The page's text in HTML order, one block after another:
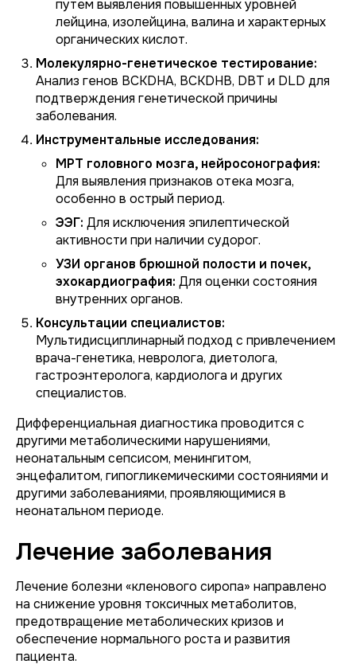
путем выявления повышенных уровней
лейцина, изолейцина, валина и характерных
органических кислот.
Молекулярно-генетическое тестирование:
Анализ генов BCKDHA, BCKDHB, DBT и DLD для
подтверждения генетической причины
заболевания.
Инструментальные исследования:
МРТ головного мозга, нейросонография:
Для выявления признаков отека мозга,
особенно в острый период.
ЭЭГ: Для исключения эпилептической
активности при наличии судорог.
УЗИ органов брюшной полости и почек,
эхокардиография: Для оценки состояния
внутренних органов.
Консультации специалистов:
Мультидисциплинарный подход с привлечением
врача-генетика, невролога, диетолога,
гастроэнтеролога, кардиолога и других
специалистов.
Дифференциальная диагностика проводится с
другими метаболическими нарушениями,
неонатальным сепсисом, менингитом,
энцефалитом, гипогликемическими состояниями и
другими заболеваниями, проявляющимися в
неонатальном периоде.
Лечение заболевания
Лечение болезни «кленового сиропа» направлено
на снижение уровня токсичных метаболитов,
предотвращение метаболических кризов и
обеспечение нормального роста и развития
пациента.